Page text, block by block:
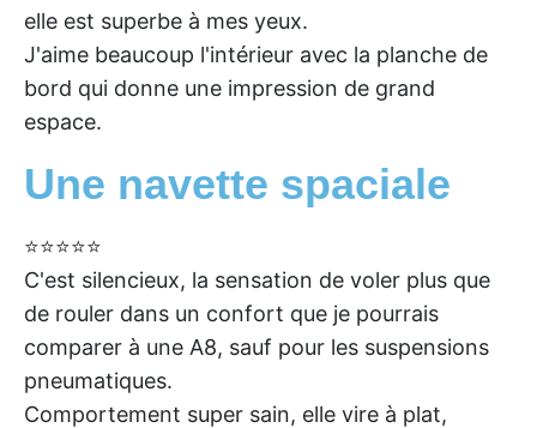
elle est superbe à mes yeux.
J'aime beaucoup l'intérieur avec la planche de
bord qui donne une impression de grand
espace.
Une navette spaciale
⭐⭐⭐⭐⭐
C'est silencieux, la sensation de voler plus que
de rouler dans un confort que je pourrais
comparer à une A8, sauf pour les suspensions
pneumatiques.
Comportement super sain, elle vire à plat,